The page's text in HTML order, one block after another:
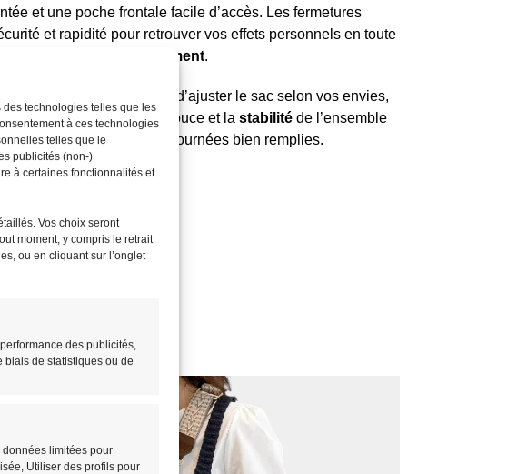
technologies telles que les
à ces technologies
telles que le
publicités (non-)
à certaines fonctionnalités et
Vos choix seront
moment, y compris le retrait
ou en cliquant sur l’onglet
des publicités,
biais de statistiques ou de
limitées pour
Utiliser des profils pour
et une poche frontale facile d’accès. Les fermetures
et rapidité pour retrouver vos effets personnels en toute
simplicité du rangement.
en nylon vous permet d’ajuster le sac selon vos envies,
du corps. La matière douce et la stabilitéde l’ensemble
durable, même lors de journées bien remplies.